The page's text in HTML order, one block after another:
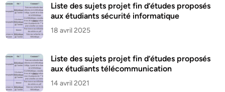
Liste des sujets projet fin d’études proposés
aux étudiants sécurité informatique
18 avril 2025
Liste des sujets projet fin d’études proposés
aux étudiants télécommunication
14 avril 2021